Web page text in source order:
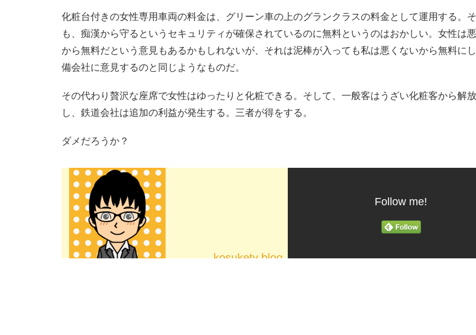
化粧台付きの女性専用車両の料金は、グリーン車の上のグランクラスの料金として運用する。
も、痴漢から守るというセキュリティが確保されているのに無料というのはおかしい。女性は
から無料だという意見もあるかもしれないが、それは泥棒が入っても私は悪くないから無料に
備会社に意見するのと同じようなものだ。
その代わり贅沢な座席で女性はゆったりと化粧できる。そして、一般客はうざい化粧客から解
し、鉄道会社は追加の利益が発生する。三者が得をする。
ダメだろうか？
Follow me!